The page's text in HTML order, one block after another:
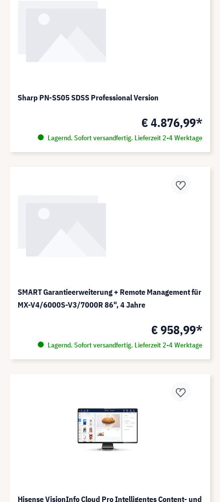
Sharp PN-SS05 SDSS Professional Version
€ 4.876,99*
Lagernd. Sofort versandfertig. Lieferzeit 2-4 Werktage
SMART Garantieerweiterung + Remote Management für
MX-V4/6000S-V3/7000R 86", 4 Jahre
€ 958,99*
Lagernd. Sofort versandfertig. Lieferzeit 2-4 Werktage
Hisense VisionInfo Cloud Pro Intelligentes Content- und